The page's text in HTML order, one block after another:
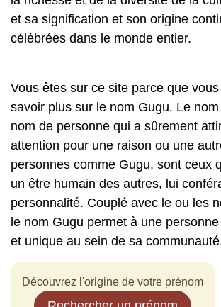
et sa signification et son origine
célébrées dans le monde entier.
Vous êtes sur ce site parce que
savoir plus sur le nom Gugu. Le
nom de personne qui a sûrement
attention pour une raison ou une
personnes comme Gugu, sont ceux
un être humain des autres, lui
personnalité. Couplé avec le ou les
le nom Gugu permet à une
et unique au sein de sa
Découvrez l'origine de votre prénom